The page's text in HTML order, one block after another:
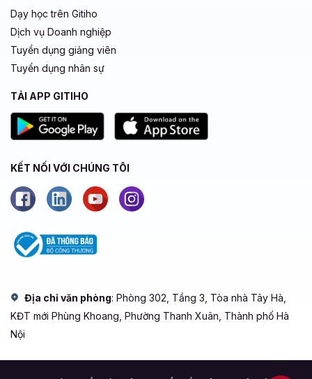
Dạy học trên Gitiho
Dịch vụ Doanh nghiệp
Tuyển dụng giảng viên
Tuyển dụng nhân sự
TẢI APP GITIHO
KẾT NỐI VỚI CHÚNG TÔI
Địa chỉ văn phòng: Phòng 302, Tầng 3, Tòa nhà Tây Hà,
KĐT mới Phùng Khoang, Phường Thanh Xuân, Thành phố Hà
Nội